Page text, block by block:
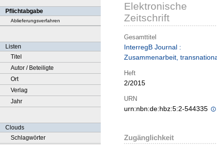
Pflichtabgabe
Ablieferungsverfahren
Listen
Titel
Autor / Beteiligte
Ort
Verlag
Jahr
Clouds
Schlagwörter
Elektronische
Zeitschrift
Gesamttitel
InterregB Journal :
Zusammenarbeit,
Heft
2/2015
URN
urn:nbn:de:hbz:5:2-544335
Zugänglichkeit